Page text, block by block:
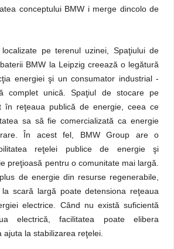
conceptului BMW i merge dincolo de
pe terenul uzinei, Spaţiului de
BMW la Leipzig creează o legătură
energiei şi un consumator industrial -
complet unică. Spaţiul de stocare pe
în reţeaua publică de energie, ceea ce
sa să fie comercializată ca energie
În acest fel, BMW Group are o
reţelei publice de energie şi
preţioasă pentru o comunitate mai largă.
de energie din resurse regenerabile,
scară largă poate detensiona reţeaua
electrice. Când nu există suficientă
electrică, facilitatea poate elibera
la stabilizarea reţelei.